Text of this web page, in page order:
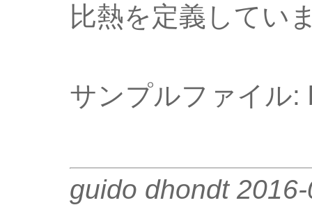
比熱を定義してい
サンプルファイル:
guido dhondt